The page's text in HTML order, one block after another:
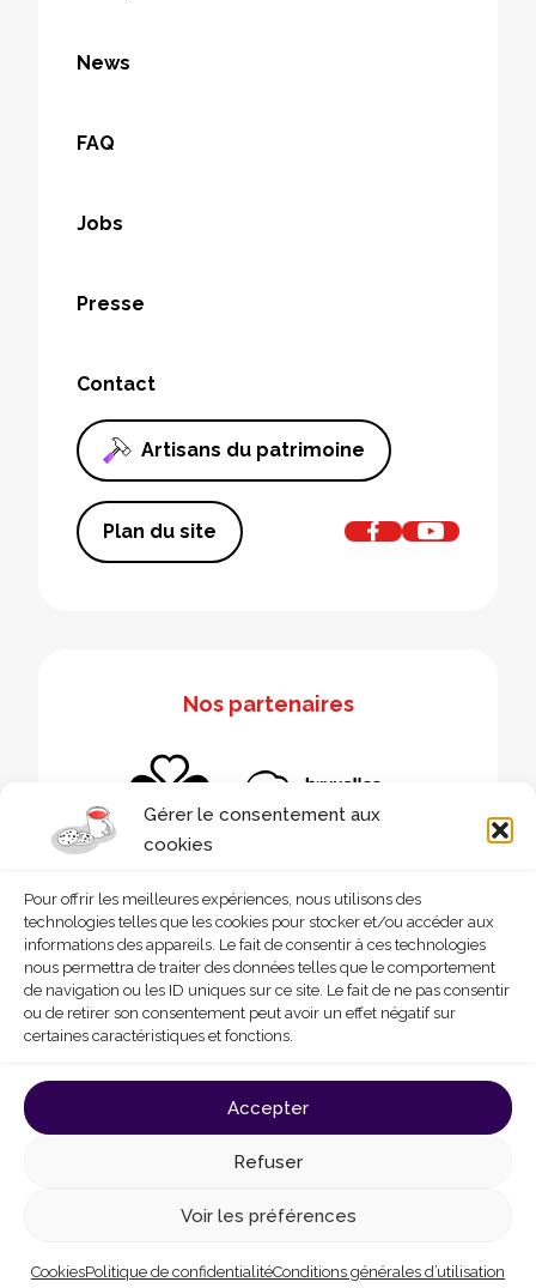
Gérer le consentement aux
cookies
Pour offrir les meilleures expériences, nous utilisons des
technologies telles que les cookies pour stocker et/ou accéder aux
informations des appareils. Le fait de consentir à ces technologies
nous permettra de traiter des données telles que le comportement
de navigation ou les ID uniques sur ce site. Le fait de ne pas consentir
ou de retirer son consentement peut avoir un effet négatif sur
certaines caractéristiques et fonctions.
Accepter
Refuser
Voir les préférences
CookiesPolitique de confidentialitéConditions générales d’utilisation
News
FAQ
Jobs
Presse
Contact
Artisans du patrimoine
Plan du site
Nos partenaires
love
Politique de confidentialité